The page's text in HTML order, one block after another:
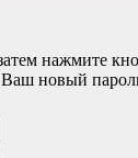
нажмите
новый